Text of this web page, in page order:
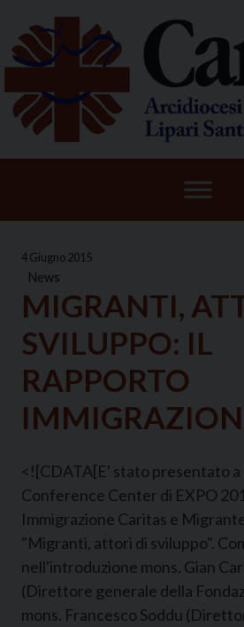
content
4 Giugno 2015
News
MIGRANTI,
SVILUPPO: IL
RAPPORTO
<![CDATA[E' stato presentato a
Conference Center di EXPO
Immigrazione Caritas e
"Migranti, attori di sviluppo".
nell'introduzione mons. Gian
(Direttore generale della
mons. Francesco Soddu